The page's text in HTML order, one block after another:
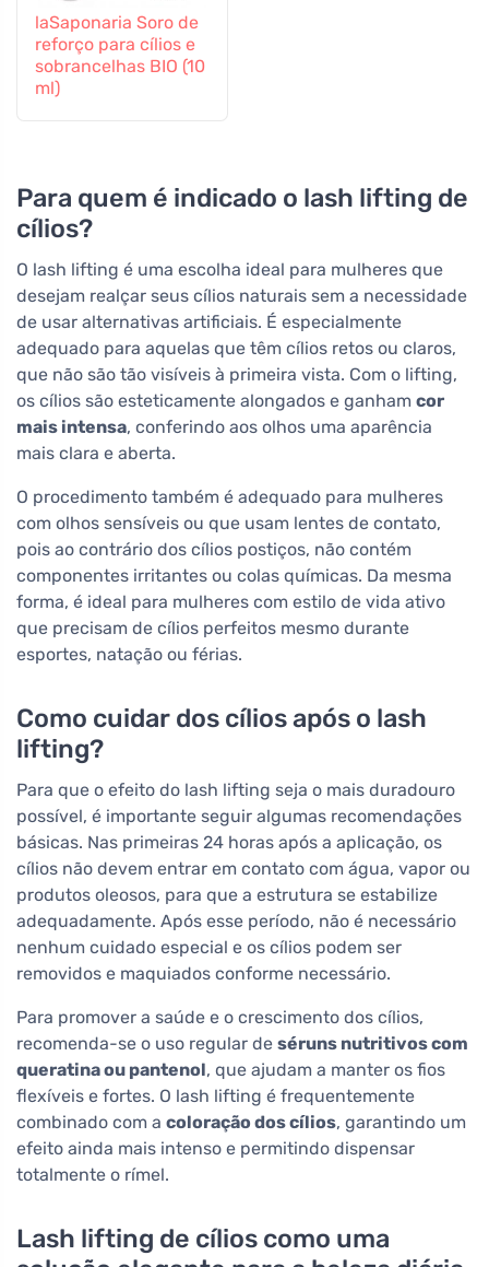
laSaponaria Soro de
reforço para cílios e
sobrancelhas BIO (10
ml)
Para quem é indicado o lash lifting de
cílios?
O lash lifting é uma escolha ideal para mulheres que
desejam realçar seus cílios naturais sem a necessidade
de usar alternativas artificiais. É especialmente
adequado para aquelas que têm cílios retos ou claros,
que não são tão visíveis à primeira vista. Com o lifting,
os cílios são esteticamente alongados e ganham cor
mais intensa, conferindo aos olhos uma aparência
mais clara e aberta.
O procedimento também é adequado para mulheres
com olhos sensíveis ou que usam lentes de contato,
pois ao contrário dos cílios postiços, não contém
componentes irritantes ou colas químicas. Da mesma
forma, é ideal para mulheres com estilo de vida ativo
que precisam de cílios perfeitos mesmo durante
esportes, natação ou férias.
Como cuidar dos cílios após o lash
lifting?
Para que o efeito do lash lifting seja o mais duradouro
possível, é importante seguir algumas recomendações
básicas. Nas primeiras 24 horas após a aplicação, os
cílios não devem entrar em contato com água, vapor ou
produtos oleosos, para que a estrutura se estabilize
adequadamente. Após esse período, não é necessário
nenhum cuidado especial e os cílios podem ser
removidos e maquiados conforme necessário.
Para promover a saúde e o crescimento dos cílios,
recomenda-se o uso regular de séruns nutritivos com
queratina ou pantenol, que ajudam a manter os fios
flexíveis e fortes. O lash lifting é frequentemente
combinado com a coloração dos cílios, garantindo um
efeito ainda mais intenso e permitindo dispensar
totalmente o rímel.
Lash lifting de cílios como uma